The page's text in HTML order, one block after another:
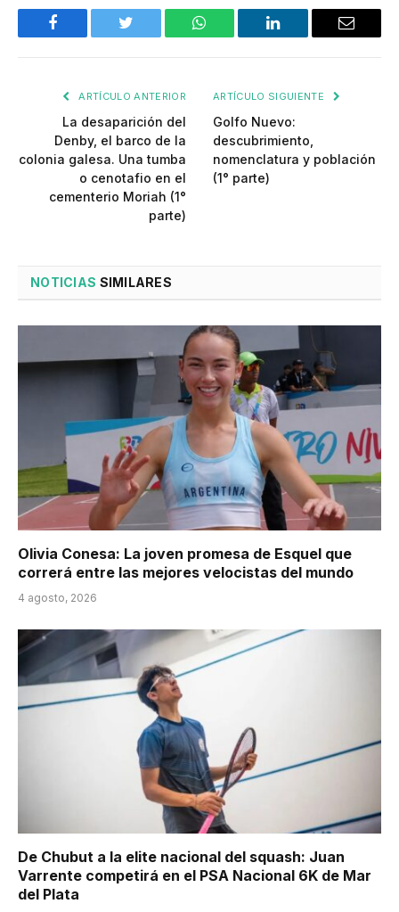
Facebook Twitter WhatsApp LinkedIn Email
ARTÍCULO ANTERIOR
La desaparición del
Denby, el barco de la
colonia galesa. Una tumba
o cenotafio en el
cementerio Moriah (1°
parte)
ARTÍCULO SIGUIENTE
Golfo Nuevo:
descubrimiento,
nomenclatura y población
(1° parte)
NOTICIAS SIMILARES
Olivia Conesa: La joven promesa de Esquel que
correrá entre las mejores velocistas del mundo
4 agosto, 2026
De Chubut a la elite nacional del squash: Juan
Varrente competirá en el PSA Nacional 6K de Mar
del Plata